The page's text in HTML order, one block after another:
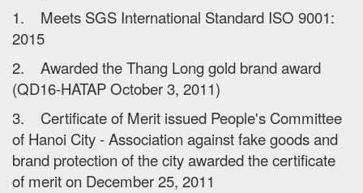
1. Meets SGS International Standard ISO 9001:
2015
2. Awarded the Thang Long gold brand award
(QD16-HATAP October 3, 2011)
3. Certificate of Merit issued People's Committee
of Hanoi City - Association against fake goods and
brand protection of the city awarded the certificate
of merit on December 25, 2011